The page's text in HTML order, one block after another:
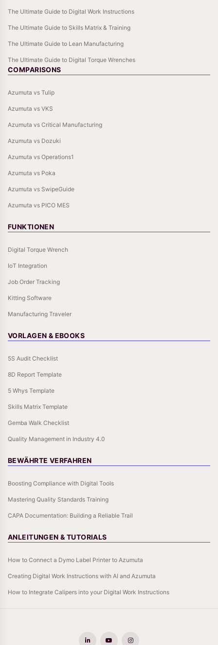
The Ultimate Guide to Digital Work Instructions
The Ultimate Guide to Skills Matrix & Training
The Ultimate Guide to Lean Manufacturing
The Ultimate Guide to Digital Torque Wrenches
COMPARISONS
Azumuta vs Tulip
Azumuta vs VKS
Azumuta vs Critical Manufacturing
Azumuta vs Dozuki
Azumuta vs Operations1
Azumuta vs Poka
Azumuta vs SwipeGuide
Azumuta vs PICO MES
FUNKTIONEN
Digital Torque Wrench
IoT Integration
Job Order Tracking
Kitting Software
Manufacturing Traveler
VORLAGEN & EBOOKS
5S Audit Checklist
8D Report Template
5 Whys Template
Skills Matrix Template
Gemba Walk Checklist
Quality Management in Industry 4.0
BEWÄHRTE VERFAHREN
Boosting Compliance with Digital Tools
Mastering Quality Standards Training
CAPA Documentation: Building a Reliable Trail
ANLEITUNGEN & TUTORIALS
How to Connect a Dymo Label Printer to Azumuta
Creating Digital Work Instructions with AI and Azumuta
How to Integrate Calipers into your Digital Work Instructions